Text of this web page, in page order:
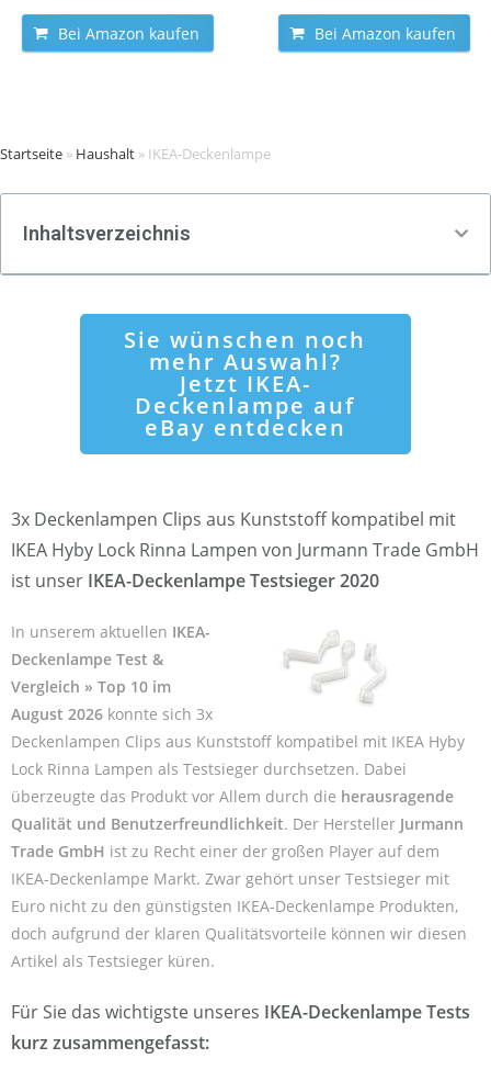
Bei Amazon kaufen Bei Amazon kaufen
Startseite » Haushalt » IKEA-Deckenlampe
Inhaltsverzeichnis
Sie wünschen noch
mehr Auswahl?
Jetzt IKEA-
Deckenlampe auf
eBay entdecken
3x Deckenlampen Clips aus Kunststoff kompatibel mit
IKEA Hyby Lock Rinna Lampen von Jurmann Trade GmbH
ist unser IKEA-Deckenlampe Testsieger 2020
In unserem aktuellen IKEA-
Deckenlampe Test &
Vergleich » Top 10 im
August 2026 konnte sich 3x
Deckenlampen Clips aus Kunststoff kompatibel mit IKEA Hyby
Lock Rinna Lampen als Testsieger durchsetzen. Dabei
überzeugte das Produkt vor Allem durch die herausragende
Qualität und Benutzerfreundlichkeit. Der Hersteller Jurmann
Trade GmbH ist zu Recht einer der großen Player auf dem
IKEA-Deckenlampe Markt. Zwar gehört unser Testsieger mit
Euro nicht zu den günstigsten IKEA-Deckenlampe Produkten,
doch aufgrund der klaren Qualitätsvorteile können wir diesen
Artikel als Testsieger küren.
Für Sie das wichtigste unseres IKEA-Deckenlampe Tests
kurz zusammengefasst: